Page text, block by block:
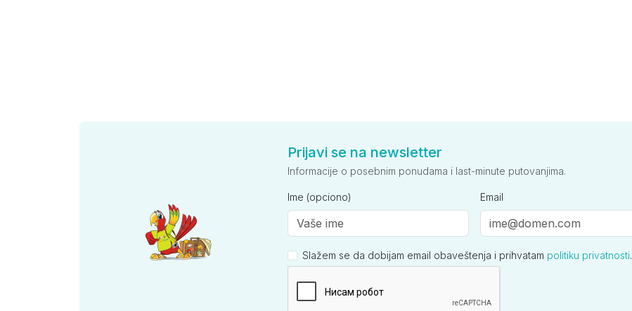
Prijavi se na newsletter
Informacije o posebnim ponudama i last-minute putovanjima.
Ime (opciono) Email
Slažem se da dobijam email obaveštenja i prihvatam politiku privatnosti.